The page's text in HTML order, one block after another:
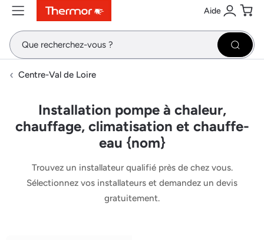
ContenuMenuRecherche Aide
Se
Centre-Val de Loire
Installation pompe à chaleur,
chauffage, climatisation et chauffe-
eau {nom}
Trouvez un installateur qualifié près de chez vous.
Sélectionnez vos installateurs et demandez un devis
gratuitement.